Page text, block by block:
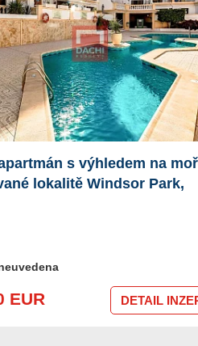
s výhledem na
lokalitě Windsor Park,
EUR DETAIL